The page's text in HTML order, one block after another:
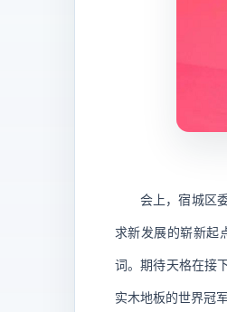
会上，宿城区
求新发展的崭新起
词。期待天格在接
实木地板的世界冠军